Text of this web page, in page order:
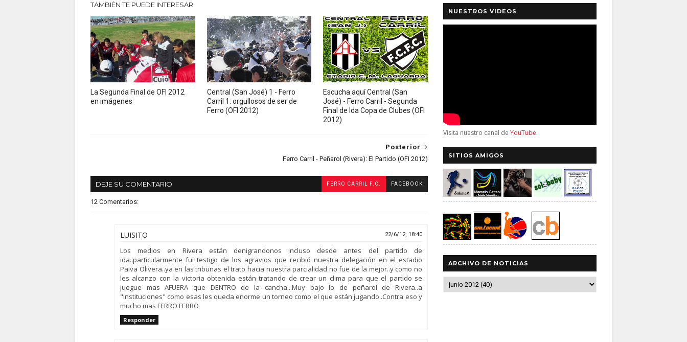
TAMBIÉN TE PUEDE INTERESAR
La Segunda Final de OFI 2012
en imágenes
Central (San José) 1 - Ferro
Carril 1: orgullosos de ser de
Ferro (OFI 2012)
Escucha aquí Central (San
José) - Ferro Carril - Segunda
Final de Ida Copa de Clubes (OFI
2012)
Posterior
Ferro Carril - Peñarol (Rivera): El Partido (OFI 2012)
DEJE SU COMENTARIO FERRO CARRIL F.C. FACEBOOK
12 Comentarios:
LUISITO 22/6/12, 18:40
Los medios en Rivera están denigrandonos incluso desde antes del partido de
ida..particularmente fui testigo de los agravios que recibió nuestra delegación en el estadio
Paiva Olivera..ya en las tribunas el trato hacia nuestra parcialidad no fue de la mejor..y como no
les alcanzo con la victoria obtenida están tratando de crear un clima para que el partido se
juegue mas AFUERA que DENTRO de la cancha...Muy bajo lo de peñarol de Rivera..a
"instituciones" como esas les queda enorme un torneo como el que están jugando..Contra eso y
mucho mas FERRO FERRO
Responder
NUESTROS VIDEOS
Visita nuestro canal de YouTube.
SITIOS AMIGOS
ARCHIVO DE NOTICIAS